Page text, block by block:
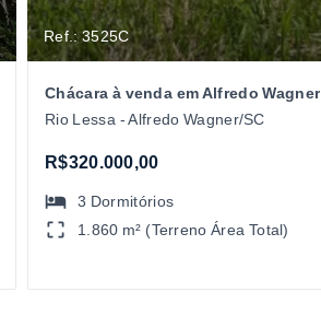
Ref.: 3525C
Chácara à venda em Alfredo Wagner
Rio Lessa - Alfredo Wagner/SC
R$320.000,00
3 Dormitórios
1.860 m² (Terreno Área Total)